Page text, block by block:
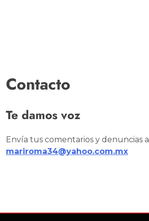
Contacto
Te damos voz
Envía tus comentarios y denuncias a
mariroma34@yahoo.com.mx